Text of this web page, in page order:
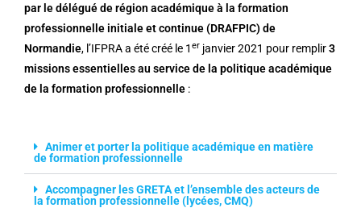
par le délégué de région académique à la formation
professionnelle initiale et continue (DRAFPIC) de
Normandie, l’IFPRA a été créé le 1 er janvier 2021 pour remplir3
missions essentielles au service de la politique académique
de la formation professionnelle :
Animer et porter la politique académique en matière
de formation professionnelle
Accompagner les GRETA et l’ensemble des acteurs de
la formation professionnelle (lycées, CMQ)